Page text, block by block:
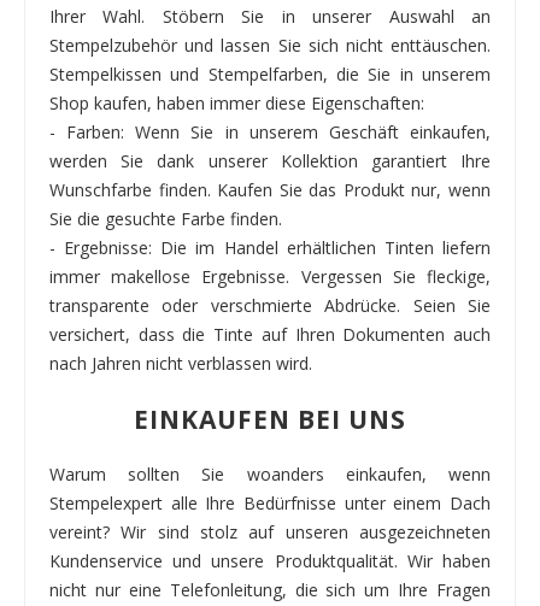
Ihrer Wahl. Stöbern Sie in unserer Auswahl an
Stempelzubehör und lassen Sie sich nicht enttäuschen.
Stempelkissen und Stempelfarben, die Sie in unserem
Shop kaufen, haben immer diese Eigenschaften:
- Farben: Wenn Sie in unserem Geschäft einkaufen,
werden Sie dank unserer Kollektion garantiert Ihre
Wunschfarbe finden. Kaufen Sie das Produkt nur, wenn
Sie die gesuchte Farbe finden.
- Ergebnisse: Die im Handel erhältlichen Tinten liefern
immer makellose Ergebnisse. Vergessen Sie fleckige,
transparente oder verschmierte Abdrücke. Seien Sie
versichert, dass die Tinte auf Ihren Dokumenten auch
nach Jahren nicht verblassen wird.
EINKAUFEN BEI UNS
Warum sollten Sie woanders einkaufen, wenn
Stempelexpert alle Ihre Bedürfnisse unter einem Dach
vereint? Wir sind stolz auf unseren ausgezeichneten
Kundenservice und unsere Produktqualität. Wir haben
nicht nur eine Telefonleitung, die sich um Ihre Fragen